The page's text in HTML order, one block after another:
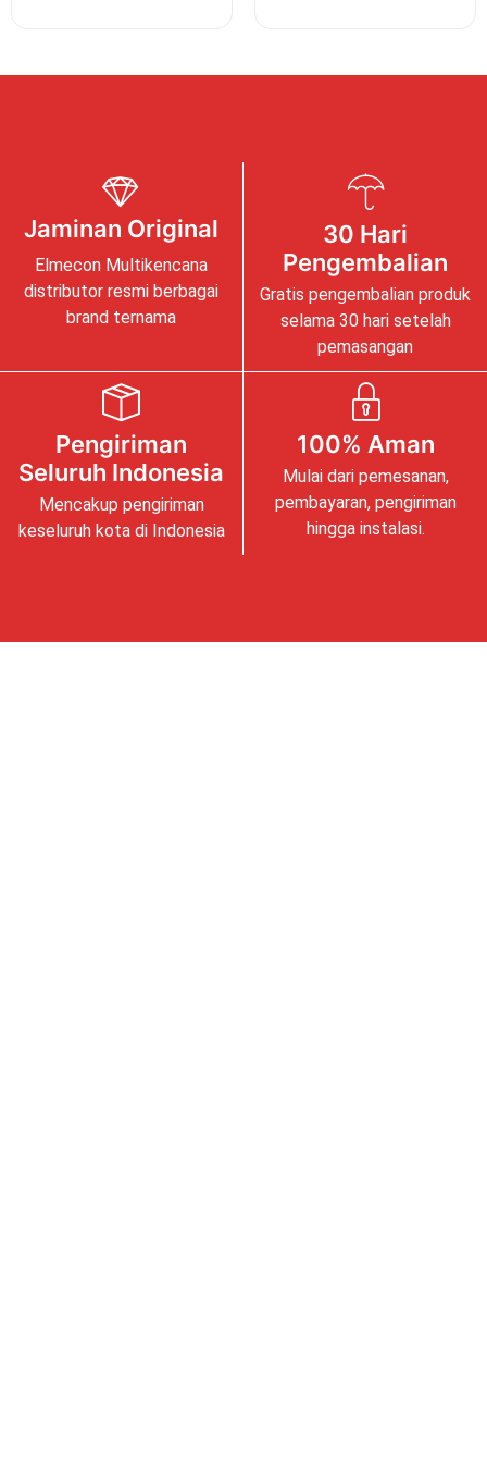
Jaminan Original
Elmecon Multikencana
distributor resmi berbagai
brand ternama
30 Hari
Pengembalian
Gratis pengembalian produk
selama 30 hari setelah
pemasangan
Pengiriman
Seluruh Indonesia
Mencakup pengiriman
keseluruh kota di Indonesia
100% Aman
Mulai dari pemesanan,
pembayaran, pengiriman
hingga instalasi.